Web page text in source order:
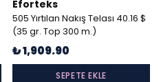
Eforteks
505 Yırtılan Nakış Telası 40.16 $
(35 gr. Top 300 m.)
₺ 1,909.90
SEPETE EKLE